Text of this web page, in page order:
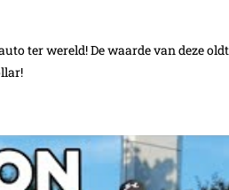
ter wereld! De waarde van deze